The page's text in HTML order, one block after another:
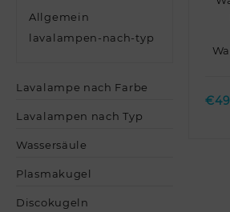
Allgemein
lavalampen-nach-typ
Lavalampe nach Farbe
Lavalampen nach Typ
Wassersäule
Plasmakugel
Discokugeln
€